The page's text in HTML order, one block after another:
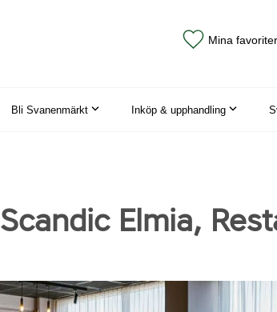
Mina favoriter
Bli Svanenmärkt Inköp & upphandling
Scandic Elmia,